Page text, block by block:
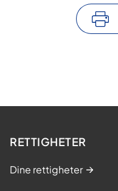
RETTIGHETER
Dine rettigheter